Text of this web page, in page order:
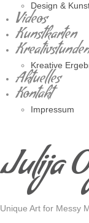
Design &
Videos
Kunstkarten
Kreative
Aktuelles
Kontakt
Impressum
Julija
Unique Art for Messy